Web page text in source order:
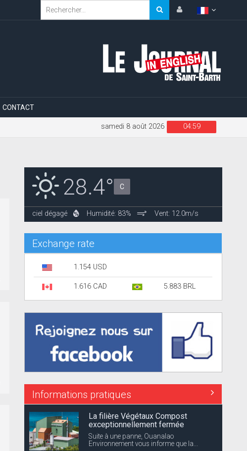
CONTACT
04:59
samedi 8 août 2026
28.4° C
ciel dégagé Humidité: 83% Vent: 12.0m/s
Exchange rate
1.154 USD
1.616 CAD 5.883 BRL
Informations pratiques
La filière Végétaux Compost
exceptionnellement fermée
Suite à une panne, Ouanalao
Environnement vous informe que la...